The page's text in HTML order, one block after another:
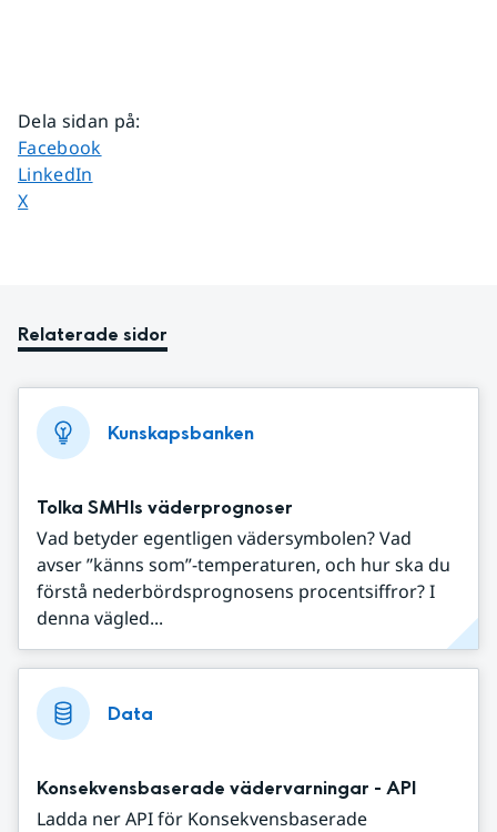
Dela sidan på:
Dela sidan på
Facebook
Dela sidan på
LinkedIn
Dela sidan på
X
Relaterade sidor
Kunskapsbanken
Tolka SMHIs väderprognoser
Vad betyder egentligen vädersymbolen? Vad
avser ”känns som”-temperaturen, och hur ska du
förstå nederbördsprognosens procentsiffror? I
denna vägled...
Data
Konsekvensbaserade vädervarningar - API
Ladda ner API för Konsekvensbaserade